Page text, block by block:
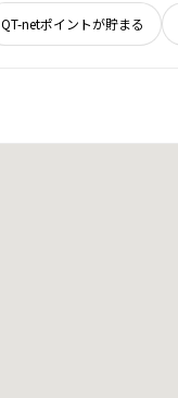
QT-netポイントが貯まる